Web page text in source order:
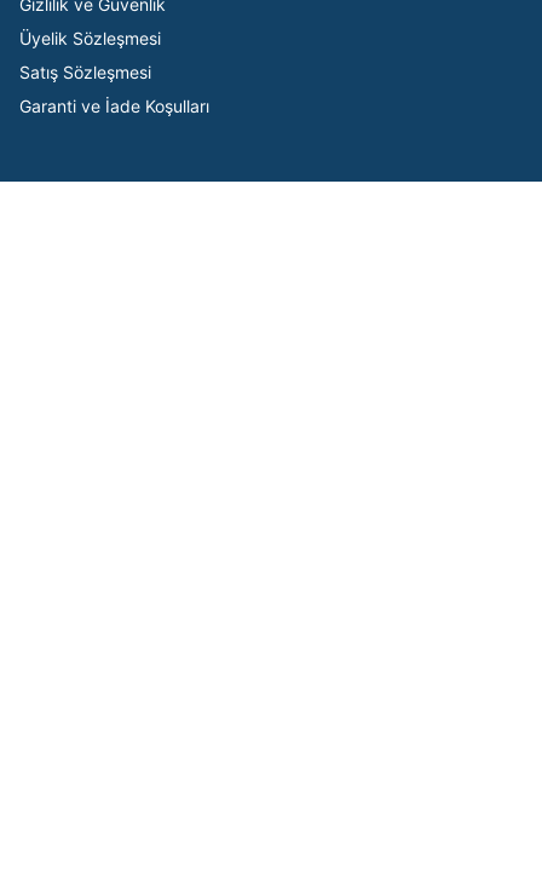
Gizlilik ve Güvenlik
Üyelik Sözleşmesi
Satış Sözleşmesi
Garanti ve İade Koşulları